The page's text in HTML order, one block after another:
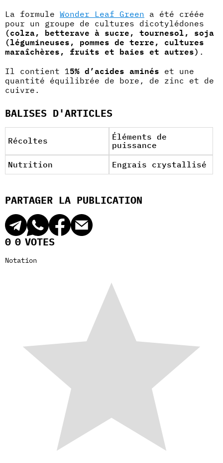
La formule Wonder Leaf Green a été créée
pour un groupe de cultures dicotylédones
(colza, betterave à sucre, tournesol, soja
(légumineuses,
pommes de terre, cultures
maraîchères, fruits et baies et autres) .
Il contient 1 5% d’acides aminés et une
quantité équilibrée de bore, de zinc et de
cuivre.
BALISES D'ARTICLES
Récoltes
Éléments de
puissance
Nutrition
Engrais crystallisé
PARTAGER LA PUBLICATION
0 0 VOTES
Notation